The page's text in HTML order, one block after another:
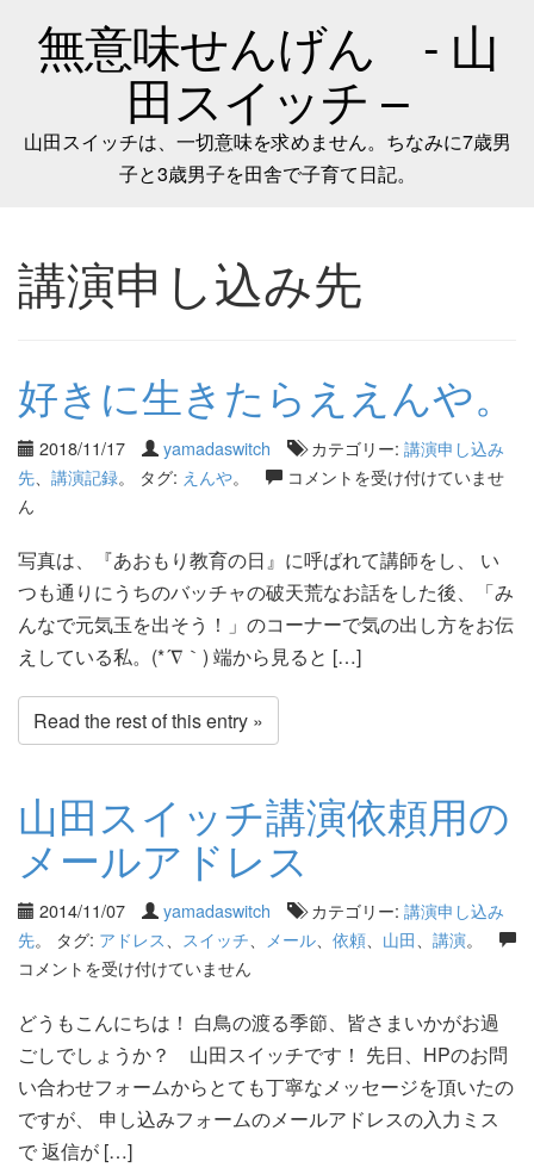
無意味せんげん - 山
田スイッチ –
山田スイッチは、一切意味を求めません。ちなみに7歳男
子と3歳男子を田舎で子育て日記。
講演申し込み先
好きに生きたらええんや。
2018/11/17 yamadaswitch カテゴリー: 講演申し込み
先
講演記録。 タグ: えんや。
コメントを受け付けていませ
ん
写真は、『あおもり教育の日』に呼ばれて講師をし、 い
つも通りにうちのバッチャの破天荒なお話をした後、「み
んなで元気玉を出そう！」のコーナーで気の出し方をお伝
えしている私。(*´∇｀) 端から見ると […]
Read the rest of this entry »
山田スイッチ講演依頼用の
メールアドレス
2014/11/07 yamadaswitch カテゴリー: 講演申し込み
先。 タグ: アドレス スイッチ メール 依頼 山田 講演。
コメントを受け付けていません
どうもこんにちは！ 白鳥の渡る季節、皆さまいかがお過
ごしでしょうか？ 山田スイッチです！ 先日、HPのお問
い合わせフォームからとても丁寧なメッセージを頂いたの
ですが、 申し込みフォームのメールアドレスの入力ミス
で 返信が […]